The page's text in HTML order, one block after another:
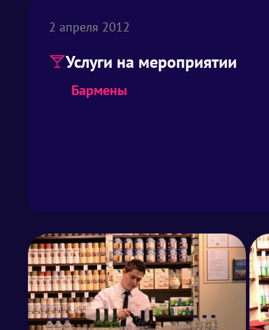
2 апреля 2012
Услуги на мероприятии
Бармены